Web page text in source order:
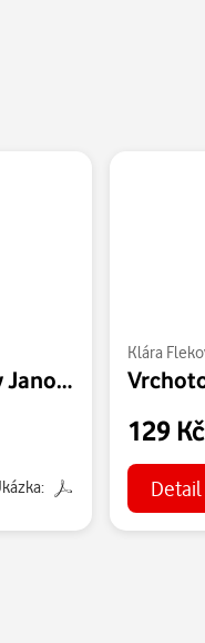
Zámecký park Vrchotovy Janovice. Ostrov v čase
Klára
129
Detail